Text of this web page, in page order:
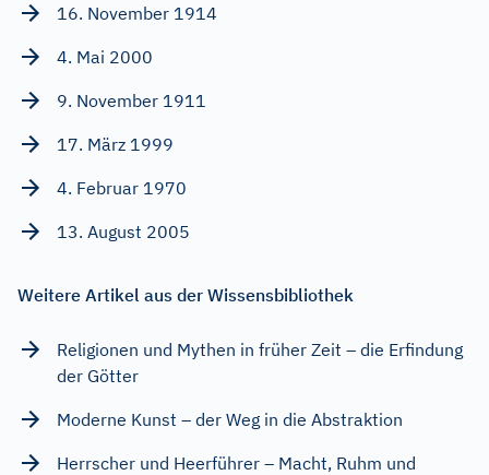
16. November 1914
4. Mai 2000
9. November 1911
17. März 1999
4. Februar 1970
13. August 2005
Weitere Artikel aus der Wissensbibliothek
Religionen und Mythen in früher Zeit – die Erfindung
der Götter
Moderne Kunst – der Weg in die Abstraktion
Herrscher und Heerführer – Macht, Ruhm und